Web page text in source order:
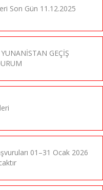
Son Gün 11.12.2025
GEÇİŞ
01–31 Ocak 2026